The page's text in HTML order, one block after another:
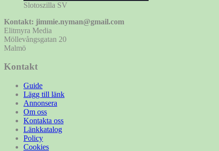
Slotoszilla SV
Kontakt: jimmie.nyman@gmail.com
Elitmyra Media
Möllevångsgatan 20
Malmö
Kontakt
Guide
Lägg till länk
Annonsera
Om oss
Kontakta oss
Länkkatalog
Policy
Cookies